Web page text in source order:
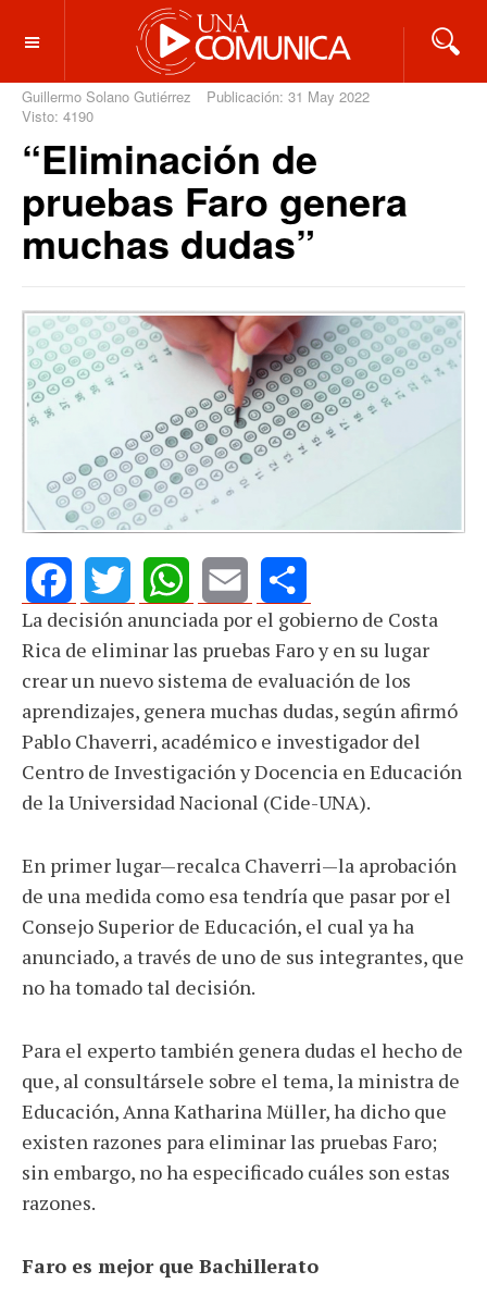
OFF CANVAS
Guillermo Solano Gutiérrez
Publicación: 31 May 2022
Visto: 4190
“Eliminación de
pruebas Faro genera
muchas dudas”
FacebookTwitterWhatsApp
Email Share
La decisión anunciada por el gobierno de Costa
Rica de eliminar las pruebas Faro y en su lugar
crear un nuevo sistema de evaluación de los
aprendizajes, genera muchas dudas, según afirmó
Pablo Chaverri, académico e investigador del
Centro de Investigación y Docencia en Educación
de la Universidad Nacional (Cide-UNA).
En primer lugar—recalca Chaverri—la aprobación
de una medida como esa tendría que pasar por el
Consejo Superior de Educación, el cual ya ha
anunciado, a través de uno de sus integrantes, que
no ha tomado tal decisión.
Para el experto también genera dudas el hecho de
que, al consultársele sobre el tema, la ministra de
Educación, Anna Katharina Müller, ha dicho que
existen razones para eliminar las pruebas Faro;
sin embargo, no ha especificado cuáles son estas
razones.
Faro es mejor que Bachillerato